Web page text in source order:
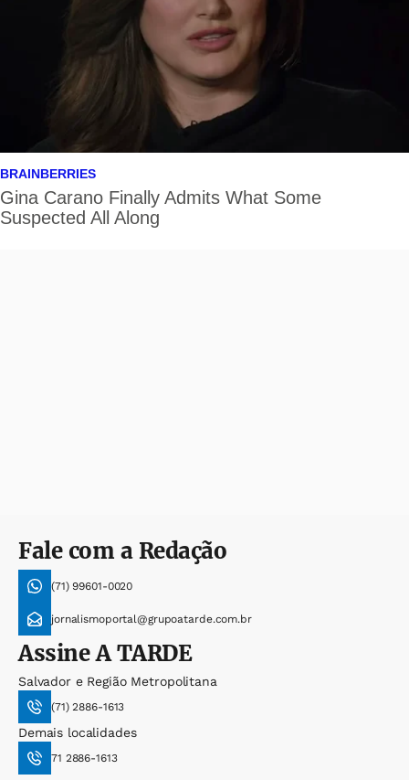
Fale com a Redação
(71) 99601-0020
jornalismoportal@grupoatarde.com.br
AssineA TARDE
Salvador e Região Metropolitana
(71) 2886-1613
Demais localidades
71 2886-1613